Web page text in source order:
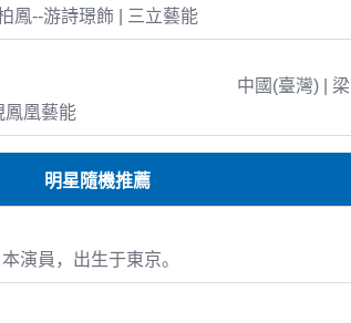
鳳--游詩璟飾 | 三立藝能
中國(臺灣) | 梁
鳳凰藝能
明星隨機推薦
演員，出生于東京。